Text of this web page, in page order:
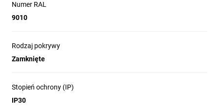
Numer RAL
9010
Rodzaj pokrywy
Zamknięte
Stopień ochrony (IP)
IP30